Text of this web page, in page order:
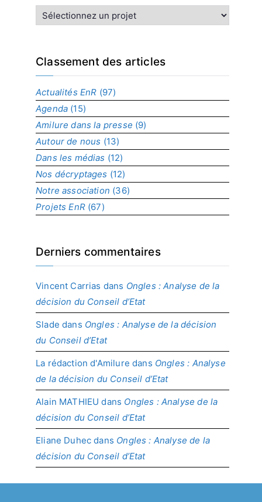
n
x
r
p
r
o
j
e
t
Classement des articles
Actualités EnR (97)
Agenda (15)
Amilure dans la presse (9)
Autour de nous (13)
Dans les médias (12)
Nos décryptages (12)
Notre association (36)
Projets EnR(67)
Derniers commentaires
Vincent Carrias dans Ongles : Analyse de la
décision du Conseil d’Etat
Slade dans Ongles : Analyse de la décision
du Conseil d’Etat
La rédaction d'Amilure dans Ongles : Analyse
de la décision du Conseil d’Etat
Alain MATHIEU dans Ongles : Analyse de la
décision du Conseil d’Etat
Eliane Duhec dans Ongles : Analyse de la
décision du Conseil d’Etat